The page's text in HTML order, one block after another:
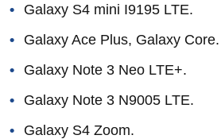
Galaxy S4 mini I9195 LTE.
Galaxy Ace Plus, Galaxy Core.
Galaxy Note 3 Neo LTE+.
Galaxy Note 3 N9005 LTE.
Galaxy S4 Zoom.